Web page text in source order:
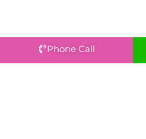
Phone Call